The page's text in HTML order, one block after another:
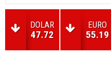
DOLAR
47.72
EURO
55.19